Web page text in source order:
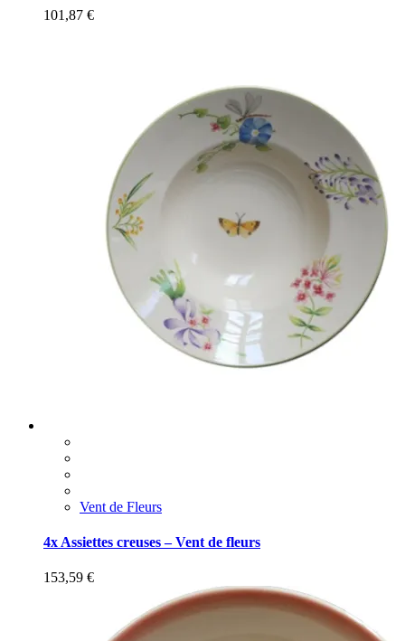
101,87 €
Vent de Fleurs
4x Assiettes creuses – Vent de fleurs
153,59 €